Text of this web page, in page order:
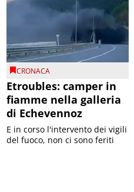
CRONACA
Etroubles: camper in
fiamme nella galleria
di Echevennoz
E in corso l'intervento dei vigili
del fuoco, non ci sono feriti